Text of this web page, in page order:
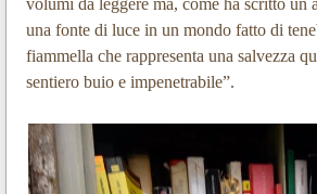
volumi da leggere ma, come ha scritto un
una fonte di luce in un mondo fatto di
fiammella che rappresenta una salvezza
sentiero buio e impenetrabile”.